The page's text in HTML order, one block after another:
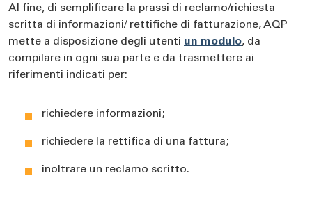
Al fine, di semplificare la prassi di reclamo/richiesta
scritta di informazioni/ rettifiche di fatturazione, AQP
mette a disposizione degli utenti un modulo, da
compilare in ogni sua parte e da trasmettere ai
riferimenti indicati per:
richiedere informazioni;
richiedere la rettifica di una fattura;
inoltrare un reclamo scritto.